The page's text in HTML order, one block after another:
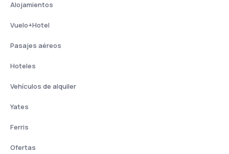
Alojamientos
Vuelo+Hotel
Pasajes aéreos
Hoteles
Vehículos de alquiler
Yates
Ferris
Ofertas